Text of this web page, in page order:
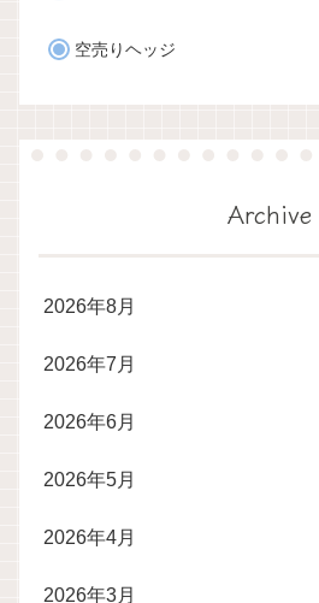
空売りヘッジ
Archive
2026年8月
2026年7月
2026年6月
2026年5月
2026年4月
2026年3月